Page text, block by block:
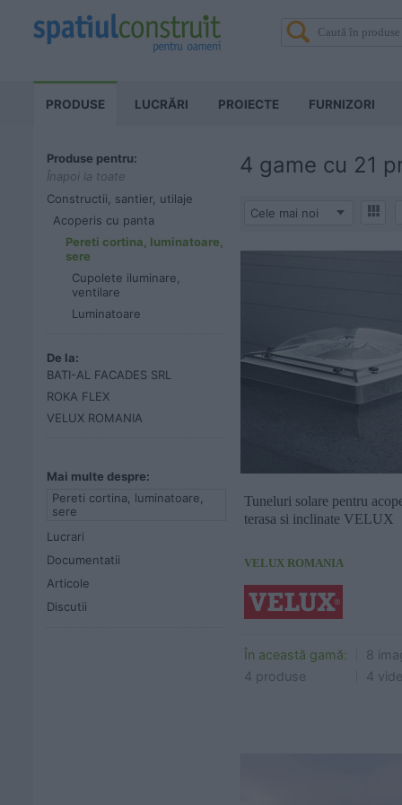
PRODUSE LUCRĂRI PROIECTE FURNIZORI
Produse pentru:
Înapoi la toate
Constructii, santier, utilaje
Acoperis cu panta
Pereti cortina, luminatoare,
sere
Cupolete iluminare,
ventilare
Luminatoare
De la:
BATI-AL FACADES SRL
ROKA FLEX
VELUX ROMANIA
Mai multe despre:
Pereti cortina, luminatoare,
sere
Lucrari
Documentatii
Articole
Discutii
4 game cu 21
Cele mai noi
Tuneluri solare pentru
terasa si inclinate VELUX
VELUX ROMANIA
În această gamă:
8
4 produse
4